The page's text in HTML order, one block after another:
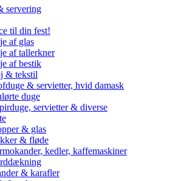
servering
til din fest!
af glas
af tallerkner
af bestik
& tekstil
& servietter, hvid damask
duge
servietter & diverse
& glas
& fløde
kedler, kaffemaskiner
& karafler